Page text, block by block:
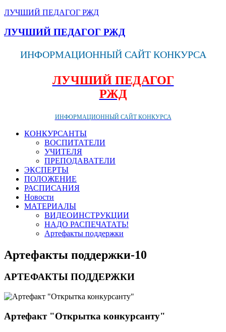
ЛУЧШИЙ ПЕДАГОГ РЖД
ЛУЧШИЙ ПЕДАГОГ РЖД
ИНФОРМАЦИОННЫЙ САЙТ КОНКУРСА
ЛУЧШИЙ ПЕДАГОГ
РЖД
ИНФОРМАЦИОННЫЙ САЙТ КОНКУРСА
КОНКУРСАНТЫ
ВОСПИТАТЕЛИ
УЧИТЕЛЯ
ПРЕПОДАВАТЕЛИ
ЭКСПЕРТЫ
ПОЛОЖЕНИЕ
РАСПИСАНИЯ
Новости
МАТЕРИАЛЫ
ВИДЕОИНСТРУКЦИИ
НАДО РАСПЕЧАТАТЬ!
Артефакты поддержки
Артефакты поддержки-10
АРТЕФАКТЫ ПОДДЕРЖКИ
Артефакт "Открытка конкурсанту"